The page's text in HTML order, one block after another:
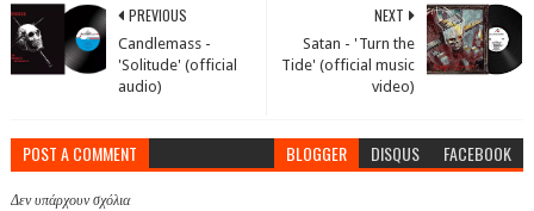
NEXT
Satan - 'Turn the
Tide' (official music
video)
PREVIOUS
Candlemass -
'Solitude' (official
audio)
POST A COMMENT BLOGGER DISQUS FACEBOOK
Δεν υπάρχουν σχόλια